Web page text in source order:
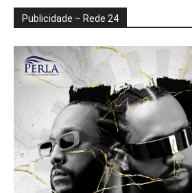
Publicidade – Rede 24